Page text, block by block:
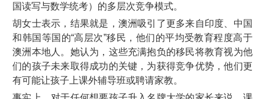
国读写与数学统考）的多层次竞争模式。
胡女士表示，结果就是，澳洲吸引了更多来自印度、中国
和韩国等国的“高层次”移民，他们的平均受教育程度高于
澳洲本地人。她认为，这些充满抱负的移民将教育视为他
们的孩子未来取得成功的关键，为获得竞争优势，他们更
有可能让孩子上课外辅导班或聘请家教。